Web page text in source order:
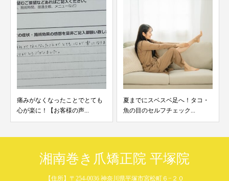
夏までにスベスベ足へ！タコ・
魚の目のセルフチェック...
爪の「肥厚・変色」が気になる
方へ！【ビフォーアフタ...
湘南巻き爪矯正院 平塚院
【住所】〒254-0036 神奈川県平塚市宮松町６−２０